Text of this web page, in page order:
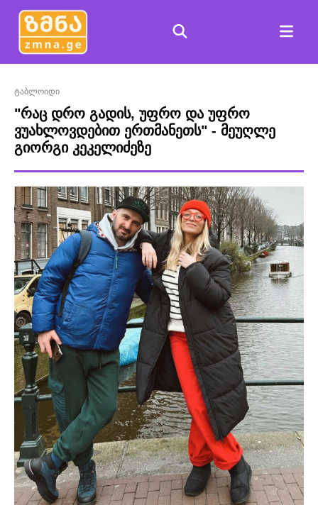
ტაბლოიდი
"რაც დრო გადის, უფრო და უფრო
ვუახლოვდებით ერთმანეთს" - მეუღლე
გიორგი კეკელიძეზე